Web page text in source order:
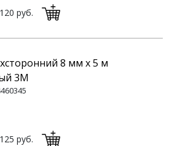
120 руб.
8 мм x 5 м
3M
125 руб.